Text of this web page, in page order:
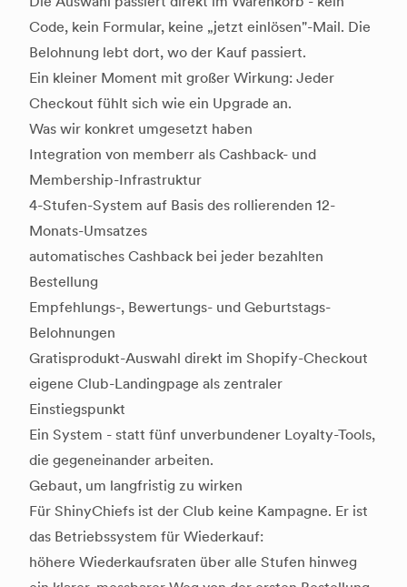
Code, kein Formular, keine „jetzt einlösen"-Mail. Die
Belohnung lebt dort, wo der Kauf passiert.
Ein kleiner Moment mit großer Wirkung: Jeder
Checkout fühlt sich wie ein Upgrade an.
Was wir konkret umgesetzt haben
Integration von memberr als Cashback- und
Membership-Infrastruktur
4-Stufen-System auf Basis des rollierenden 12-
Monats-Umsatzes
automatisches Cashback bei jeder bezahlten
Bestellung
Empfehlungs-, Bewertungs- und Geburtstags-
Belohnungen
Gratisprodukt-Auswahl direkt im Shopify-Checkout
eigene Club-Landingpage als zentraler
Einstiegspunkt
Ein System - statt fünf unverbundener Loyalty-Tools,
die gegeneinander arbeiten.
Gebaut, um langfristig zu wirken
Für ShinyChiefs ist der Club keine Kampagne. Er ist
das Betriebssystem für Wiederkauf:
höhere Wiederkaufsraten über alle Stufen hinweg